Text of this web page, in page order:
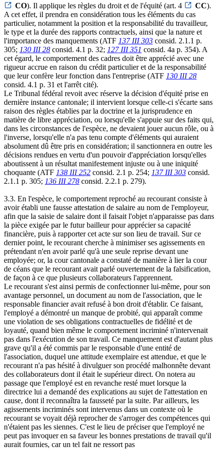
CO). Il applique les règles du droit et de l'équité (art. 4 CC).
A cet effet, il prendra en considération tous les éléments du cas
particulier, notamment la position et la responsabilité du travailleur,
le type et la durée des rapports contractuels, ainsi que la nature et
l'importance des manquements (ATF 137 III 303 consid. 2.1.1 p.
305; 130 III 28 consid. 4.1 p. 32; 127 III 351 consid. 4a p. 354). A
cet égard, le comportement des cadres doit être apprécié avec une
rigueur accrue en raison du crédit particulier et de la responsabilité
que leur confère leur fonction dans l'entreprise (ATF 130 III 28
consid. 4.1 p. 31 et l'arrêt cité).
Le Tribunal fédéral revoit avec réserve la décision d'équité prise en
dernière instance cantonale; il intervient lorsque celle-ci s'écarte sans
raison des règles établies par la doctrine et la jurisprudence en
matière de libre appréciation, ou lorsqu'elle s'appuie sur des faits qui,
dans les circonstances de l'espèce, ne devaient jouer aucun rôle, ou à
l'inverse, lorsqu'elle n'a pas tenu compte d'éléments qui auraient
absolument dû être pris en considération; il sanctionnera en outre les
décisions rendues en vertu d'un pouvoir d'appréciation lorsqu'elles
aboutissent à un résultat manifestement injuste ou à une iniquité
choquante (ATF 138 III 252 consid. 2.1 p. 254; 137 III 303 consid.
2.1.1 p. 305; 136 III 278 consid. 2.2.1 p. 279).
3.3. En l'espèce, le comportement reproché au recourant consiste à
avoir établi une fausse attestation de salaire au nom de l'employeur,
afin que la saisie de salaire dont il faisait l'objet n'apparaisse pas dans
la pièce exigée par le futur bailleur pour apprécier sa capacité
financière, puis à rapporter cet acte sur son lieu de travail. Sur ce
dernier point, le recourant cherche à minimiser ses agissements en
prétendant n'en avoir parlé qu'à une seule reprise devant une
employée; or, la cour cantonale a constaté de manière à lier la cour
de céans que le recourant avait parlé ouvertement de la falsification,
de façon à ce que plusieurs collaborateurs l'apprennent.
Le recourant s'est ainsi permis de confectionner lui-même, pour son
avantage personnel, un document au nom de l'association, que le
responsable financier avait refusé à bon droit d'établir. Ce faisant,
l'employé a démontré un manque de probité, qui apparaît comme
une violation de ses obligations contractuelles de fidélité et de
loyauté, quand bien même le comportement incriminé n'intervenait
pas dans l'exécution de son travail. Ce manquement est d'autant plus
grave qu'il a été commis par le responsable d'une entité de
l'association, duquel une attitude exemplaire est attendue, et que le
recourant n'a pas hésité à divulguer son procédé malhonnête devant
des collaborateurs dont il était le supérieur direct. On notera au
passage que l'employé est en revanche resté muet lorsque la
directrice lui a demandé des explications au sujet de l'attestation en
cause, dont il reconnaîtra la fausseté par la suite. Par ailleurs, les
agissements incriminés sont intervenus dans un contexte où le
recourant se voyait déjà reprocher de s'arroger des compétences qui
n'étaient pas les siennes. C'est le lieu de préciser que l'employé ne
peut pas invoquer en sa faveur les bonnes prestations de travail qu'il
aurait fournies, car un tel fait ne ressort pas